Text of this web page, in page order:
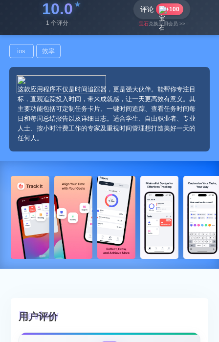
10.0
1 个评分
评论 +100
宝石兑换应用会员 >>
ios 效率
这款应用程序不仅是时间追踪器，更是强大伙伴。能帮你专注目
标，直观追踪投入时间，带来成就感，让一天更高效有意义。其
主要功能包括可定制任务卡片、一键时间追踪、查看任务时间每
日和每周总结报告以及详细日志。适合学生、自由职业者、专业
人士、按小时计费工作的专家及重视时间管理想打造美好一天的
任何人。
用户评价